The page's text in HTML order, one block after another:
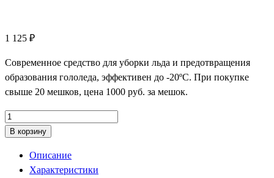
1 125 ₽
Современное средство для уборки льда и предотвращения
образования гололеда, эффективен до -20ºС. При покупке
свыше 20 мешков, цена 1000 руб. за мешок.
Количество
товара
реагент
ICEMELT
В корзину
Описание
Характеристики